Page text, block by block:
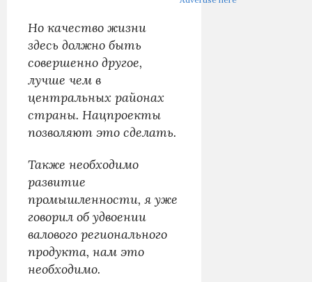
Но качество жизни
здесь должно быть
совершенно другое,
лучше чем в
центральных районах
страны. Нацпроекты
позволяют это сделать.
Также необходимо
развитие
промышленности, я уже
говорил об удвоении
валового регионального
продукта, нам это
необходимо.